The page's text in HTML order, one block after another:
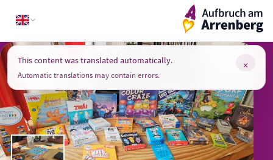
content
ArrenbergApp
This content was translated automatically.
Automatic translations may contain errors.
×